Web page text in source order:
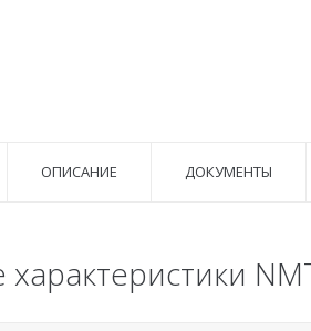
ОПИСАНИЕ ДОКУМЕНТЫ